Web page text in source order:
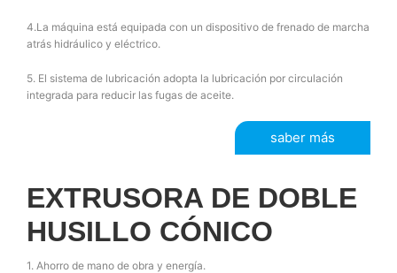
4.La máquina está equipada con un dispositivo de frenado de marcha
atrás hidráulico y eléctrico.
5. El sistema de lubricación adopta la lubricación por circulación
integrada para reducir las fugas de aceite.
saber más
EXTRUSORA DE DOBLE
HUSILLO CÓNICO
1. Ahorro de mano de obra y energía.